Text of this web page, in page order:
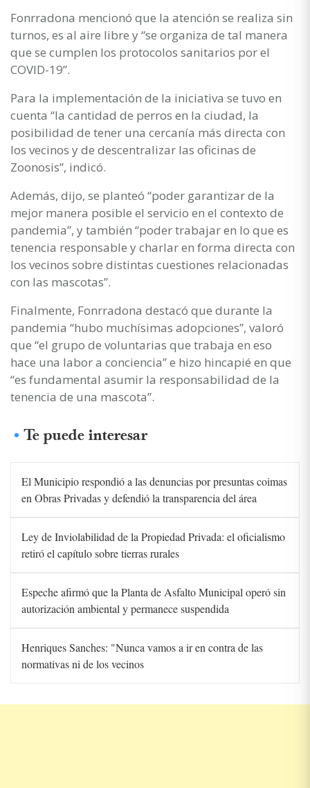
Fonrradona mencionó que la atención se realiza sin
turnos, es al aire libre y “se organiza de tal manera
que se cumplen los protocolos sanitarios por el
COVID-19”.
Para la implementación de la iniciativa se tuvo en
cuenta “la cantidad de perros en la ciudad, la
posibilidad de tener una cercanía más directa con
los vecinos y de descentralizar las oficinas de
Zoonosis”, indicó.
Además, dijo, se planteó “poder garantizar de la
mejor manera posible el servicio en el contexto de
pandemia”, y también “poder trabajar en lo que es
tenencia responsable y charlar en forma directa con
los vecinos sobre distintas cuestiones relacionadas
con las mascotas”.
Finalmente, Fonrradona destacó que durante la
pandemia “hubo muchísimas adopciones”, valoró
que “el grupo de voluntarias que trabaja en eso
hace una labor a conciencia” e hizo hincapié en que
“es fundamental asumir la responsabilidad de la
tenencia de una mascota”.
Te puede interesar
El Municipio respondió a las denuncias por presuntas coimas
en Obras Privadas y defendió la transparencia del área
Ley de Inviolabilidad de la Propiedad Privada: el oficialismo
retiró el capítulo sobre tierras rurales
Espeche afirmó que la Planta de Asfalto Municipal operó sin
autorización ambiental y permanece suspendida
Henriques Sanches: "Nunca vamos a ir en contra de las
normativas ni de los vecinos